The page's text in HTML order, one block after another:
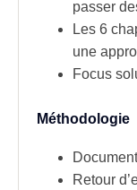
passer
Les 6
une
Focus
Méthodologie
Retour